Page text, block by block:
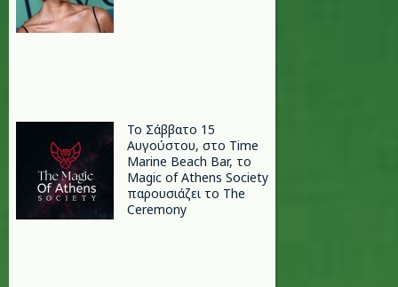
Το Σάββατο 15
Αυγούστου, στο Time
Marine Beach Bar, το
Magic of Athens Society
παρουσιάζει το The
Ceremony